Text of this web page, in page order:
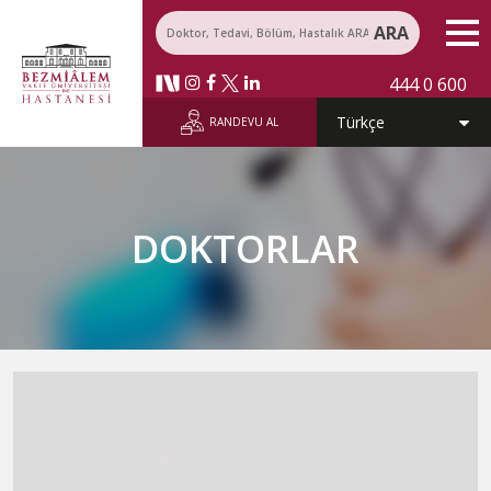
ARA
444 0 600
RANDEVU AL
DOKTORLAR